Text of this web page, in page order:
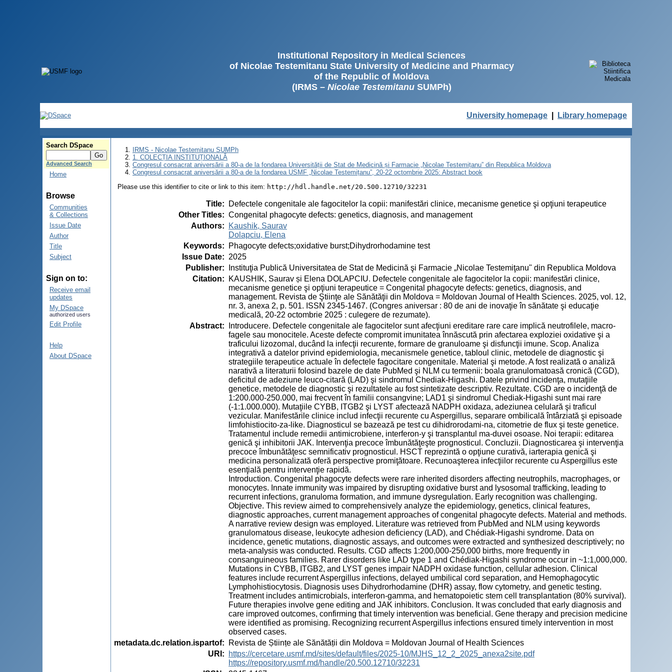
Institutional Repository in Medical Sciences
of Nicolae Testemitanu State University of Medicine and Pharmacy
of the Republic of Moldova
(IRMS – Nicolae TestemitanuSUMPh)
University homepage Library homepage
Search DSpace
Advanced Search
Home
Browse
Communities
& Collections
Issue Date
Author
Title
Subject
Sign on to:
Receive email
updates
My DSpace
authorized users
Edit Profile
Help
About DSpace
IRMS - Nicolae Testemitanu SUMPh
1. COLECȚIA INSTITUȚIONALĂ
Congresul consacrat aniversării a 80-a de la fondarea Universității de Stat de Medicină și Farmacie „Nicolae Testemițanu” din Republica Moldova
Congresul consacrat aniversării a 80-a de la fondarea USMF „Nicolae Testemițanu”, 20-22 octombrie 2025: Abstract book
Please use this identifier to cite or link to this item: http://hdl.handle.net/20.500.12710/32231
Title:
Defectele congenitale ale fagocitelor la copii: manifestări clinice, mecanisme genetice şi opţiuni terapeutice
Other Titles: Congenital phagocyte defects: genetics, diagnosis, and management
Authors:
Kaushik, Saurav
Dolapciu, Elena
Keywords:
Phagocyte defects;oxidative burst;Dihydrorhodamine test
Issue Date: 2025
Publisher:
Instituţia Publică Universitatea de Stat de Medicină şi Farmacie „Nicolae Testemiţanu" din Republica Moldova
Citation:
KAUSHIK, Saurav și Elena DOLAPCIU. Defectele congenitale ale fagocitelor la copii: manifestări clinice,
mecanisme genetice şi opţiuni terapeutice = Congenital phagocyte defects: genetics, diagnosis, and
management. Revista de Ştiinţe ale Sănătăţii din Moldova = Moldovan Journal of Health Sciences. 2025, vol. 12,
nr. 3, anexa 2, p. 501. ISSN 2345-1467. (Congres aniversar : 80 de ani de inovaţie în sănătate şi educaţie
medicală, 20-22 octombrie 2025 : culegere de rezumate).
Abstract:
Introducere. Defectele congenitale ale fagocitelor sunt afecţiuni ereditare rare care implică neutrofilele, macro-
fagele sau monocitele. Aceste defecte compromit imunitatea înnăscută prin afectarea exploziei oxidative şi a
traficului lizozomal, ducând la infecţii recurente, formare de granuloame şi disfuncţii imune. Scop. Analiza
integrativă a datelor privind epidemiologia, mecanismele genetice, tabloul clinic, metodele de diagnostic şi
strategiile terapeutice actuale în defectele fagocitare congenitale. Material şi metode. A fost realizată o analiză
narativă a literaturii folosind bazele de date PubMed şi NLM cu termenii: boala granulomatoasă cronică (CGD),
deficitul de adeziune leuco-citară (LAD) şi sindromul Chediak-Higashi. Datele privind incidenţa, mutaţiile
genetice, metodele de diagnostic şi rezultatele au fost sintetizate descriptiv. Rezultate. CGD are o incidenţă de
1:200.000-250.000, mai frecvent în familii consangvine; LAD1 şi sindromul Chediak-Higashi sunt mai rare
(-1:1.000.000). Mutaţiile CYBB, ITGB2 şi LYST afectează NADPH oxidaza, adeziunea celulară şi traficul
vezicular. Manifestările clinice includ infecţii recurente cu Aspergillus, separare ombilicală întârziată şi episoade
limfohistiocito-za-like. Diagnosticul se bazează pe test cu dihidrorodami-na, citometrie de flux şi teste genetice.
Tratamentul include remedii antimicrobiene, interferon-y şi transplantul ma-duvei osoase. Noi terapii: editarea
genică şi inhibitorii JAK. Intervenţia precoce îmbunătăţeşte prognosticul. Concluzii. Diagnosticarea şi intervenţia
precoce îmbunătăţesc semnificativ prognosticul. HSCT reprezintă o opţiune curativă, iarterapia genică şi
medicina personalizată oferă perspective promiţătoare. Recunoaşterea infecţiilor recurente cu Aspergillus este
esenţială pentru intervenţie rapidă.
Introduction. Congenital phagocyte defects were rare inherited disorders affecting neutrophils, macrophages, or
monocytes. Innate immunity was impaired by disrupting oxidative burst and lysosomal trafficking, leading to
recurrent infections, granuloma formation, and immune dysregulation. Early recognition was challenging.
Objective. This review aimed to comprehensively analyze the epidemiology, genetics, clinical features,
diagnostic approaches, current management approaches of congenital phagocyte defects. Material and methods.
A narrative review design was employed. Literature was retrieved from PubMed and NLM using keywords
granulomatous disease, leukocyte adhesion deficiency (LAD), and Chédiak-Higashi syndrome. Data on
incidence, genetic mutations, diagnostic assays, and outcomes were extracted and synthesized descriptively; no
meta-analysis was conducted. Results. CGD affects 1:200,000-250,000 births, more frequently in
consanguineous families. Rarer disorders like LAD type 1 and Chédiak-Higashi syndrome occur in ~1:1,000,000.
Mutations in CYBB, ITGB2, and LYST genes impair NADPH oxidase function, cellular adhesion. Clinical
features include recurrent Aspergillus infections, delayed umbilical cord separation, and Hemophagocytic
Lymphohistiocytosis. Diagnosis uses Dihydrorhodamine (DHR) assay, flow cytometry, and genetic testing.
Treatment includes antimicrobials, interferon-gamma, and hematopoietic stem cell transplantation (80% survival).
Future therapies involve gene editing and JAK inhibitors. Conclusion. It was concluded that early diagnosis and
care improved outcomes, confirming that timely intervention was beneficial. Gene therapy and precision medicine
were identified as promising. Recognizing recurrent Aspergillus infections ensured timely intervention in most
observed cases.
metadata.dc.relation.ispartof:
Revista de Științe ale Sănătății din Moldova = Moldovan Journal of Health Sciences
URI :
https://cercetare.usmf.md/sites/default/files/2025-10/MJHS_12_2_2025_anexa2site.pdf
https://repository.usmf.md/handle/20.500.12710/32231